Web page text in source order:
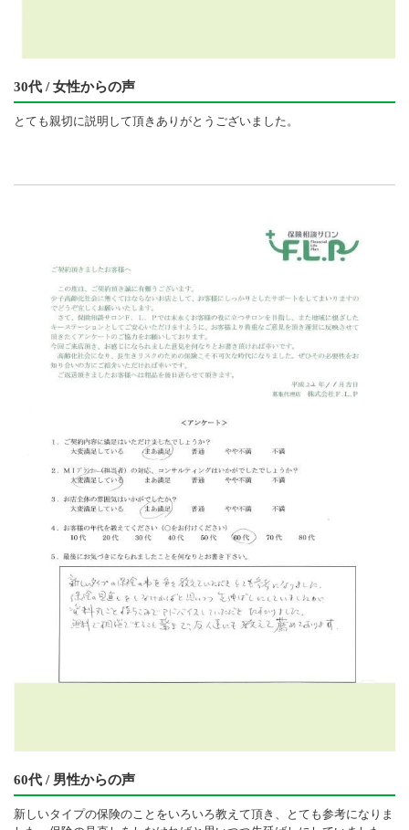
30代 / 女性からの声
とても親切に説明して頂きありがとうございました。
60代 / 男性からの声
新しいタイプの保険のことをいろいろ教えて頂き、とても参考になりま